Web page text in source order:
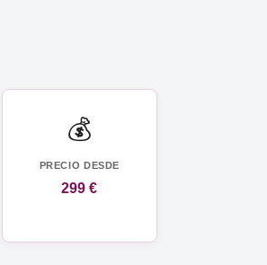
💰
PRECIO DESDE
299 €